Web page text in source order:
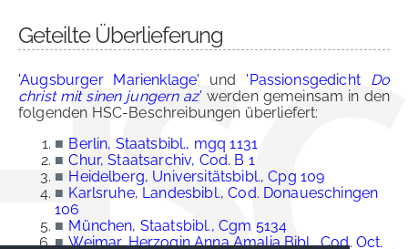
Geteilte Überlieferung
'Augsburger Marienklage' und 'Passionsgedicht Do
christ mit sinen jungern az' werden gemeinsam in den
folgenden HSC-Beschreibungen überliefert:
■ Berlin, Staatsbibl., mgq 1131
■ Chur, Staatsarchiv, Cod. B 1
■ Heidelberg, Universitätsbibl., Cpg 109
■ Karlsruhe, Landesbibl., Cod. Donaueschingen
106
■ München, Staatsbibl., Cgm 5134
■ Weimar, Herzogin Anna Amalia Bibl., Cod. Oct.